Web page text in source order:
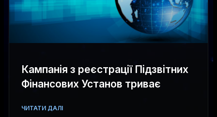
Кампанія з реєстрації Підзвітних
Фінансових Установ триває
ЧИТАТИ ДАЛІ